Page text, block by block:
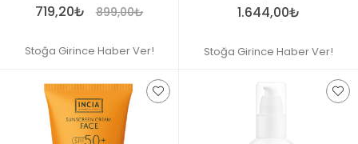
719,20₺ 899,00₺
Stoğa Girince Haber Ver!
1.644,00₺
Stoğa Girince Haber Ver!